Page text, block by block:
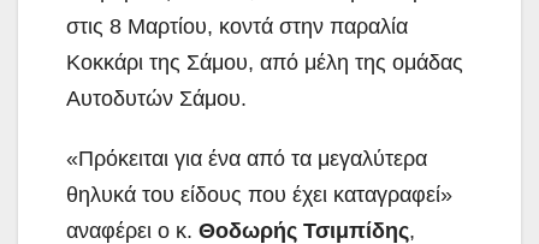
στις 8 Μαρτίου, κοντά στην παραλία
Κοκκάρι της Σάμου, από μέλη της ομάδας
Αυτοδυτών Σάμου.
«Πρόκειται για ένα από τα μεγαλύτερα
θηλυκά του είδους που έχει καταγραφεί»
αναφέρει ο κ. Θοδωρής Τσιμπίδης,